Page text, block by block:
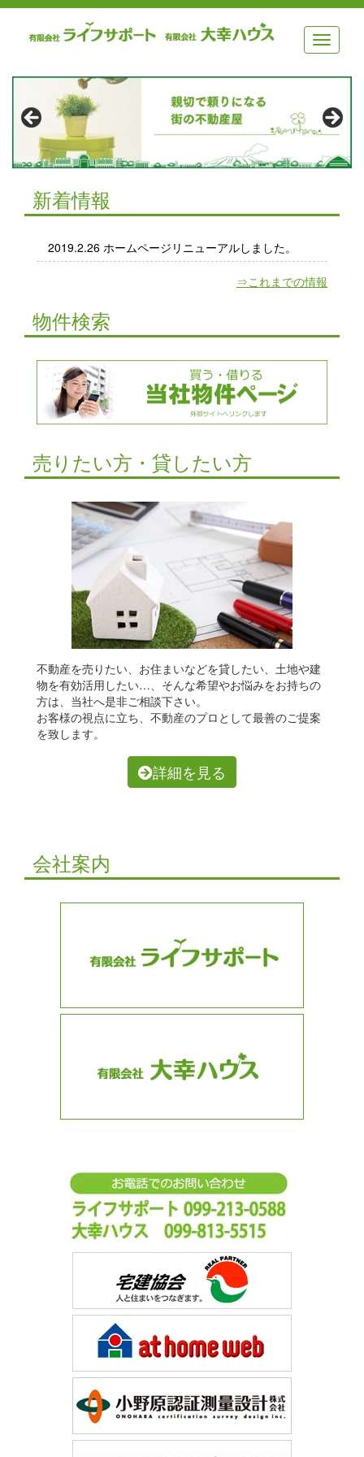
メ
ニ
ュ
新着情報
2019.2.26 ホームページリニューアルしました。
⇒これまでの情報
物件検索
売りたい方・貸したい方
不動産を売りたい、お住まいなどを貸したい、土地や建
物を有効活用したい…、そんな希望やお悩みをお持ちの
方は、当社へ是非ご相談下さい。
お客様の視点に立ち、不動産のプロとして最善のご提案
を致します。
詳細を見る
会社案内